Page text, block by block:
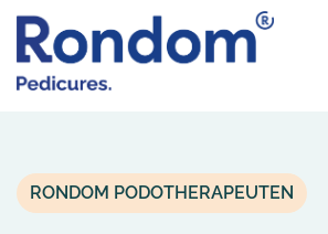
RONDOM PODOTHERAPEUTEN